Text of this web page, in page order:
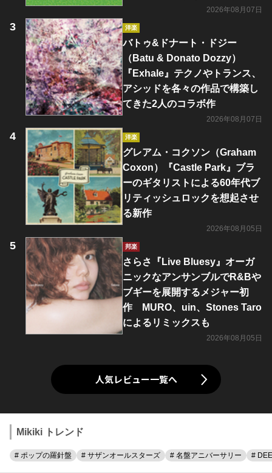
2026年08月07日
洋楽
バトゥ&ドナート・ドジー
（Batu & Donato Dozzy）
『Exhale』テクノやトランス、
アシッドを各々の作品で構築し
てきた2人のコラボ作
2026年08月07日
洋楽
グレアム・コクソン（Graham
Coxon）『Castle Park』ブラ
ーのギタリストによる60年代ブ
リティッシュロックを想起させ
る新作
2026年08月05日
邦楽
さらさ『Live Bluesy』オーガ
ニックなアンサンブルでR&Bや
ブギーを展開するメジャー初
作 MURO、uin、Stones Taro
によるリミックスも
2026年08月05日
人気レビュー一覧へ
Mikiki トレンド
# ポップの羅針盤 # サザンオールスターズ # 名盤アニバーサリー #